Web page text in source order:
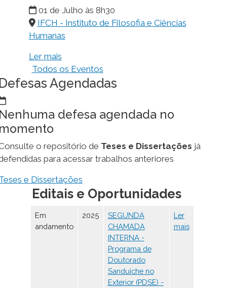
01 de Julho às 8h30
IFCH - Instituto de Filosofia e Ciências
Humanas
Ler mais
Todos os Eventos
Agendadas
defesa agendada no
o repositório de Teses e Dissertações já
para acessar trabalhos anteriores
e Dissertações
Editais e Oportunidades
Em
andamento
2025
SEGUNDA
CHAMADA
INTERNA -
Programa de
Doutorado
Sanduíche no
Exterior (PDSE) -
Ler
mais